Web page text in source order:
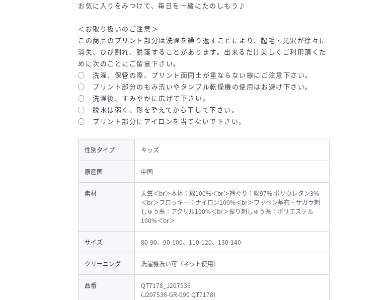
お気に入りをみつけて、毎日を一緒にたのしもう♪
＜お取り扱いのご注意＞
この商品のプリント部分は洗濯を繰り返すことにより、起毛・光沢が徐々に
消失、ひび割れ、脱落することがあります。出来るだけ美しくご利用頂くた
めに次のことにご留意下さい。
○ 洗濯、保管の際、プリント面同士が重ならない様にご注意下さい。
○ プリント部分のもみ洗いやタンブル乾燥機の使用はお避け下さい。
○ 洗濯後、すみやかに広げて下さい。
○ 脱水は弱く、形を整えてから干して下さい。
○ プリント部分にアイロンを当てないで下さい。
性別タイプ キッズ
原産国 中国
素材
天竺＜br＞本体：綿100%＜br＞衿ぐり：綿97% ポリウレタン3%
＜br＞フロッキー：ナイロン100%＜br＞ワッペン基布・サガラ刺
しゅう糸：アクリル100%＜br＞振り刺しゅう糸：ポリエステル
100%＜br＞
サイズ 80-90、90-100、110-120、130-140
クリーニング 洗濯機洗い可（ネット使用）
品番
QT7178_J207536
(J207536-GR-090 QT7178)